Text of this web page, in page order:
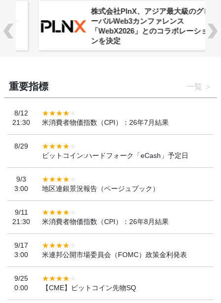
株式会社PlnX、アジア最大級のグロ
ーバルWeb3カンファレンス
「WebX2026」とのコラボレーショ
ンを決定
重要指標 一覧
8/12
21:30
米消費者物価指数（CPI）：26年7月結果
8/29
ビットコイン:ハードフォーク「eCash」予定日
9/3
3:00
地区連銀景況報告（ベージュブック）
9/11
21:30
米消費者物価指数（CPI）：26年8月結果
9/17
3:00
米連邦公開市場委員会（FOMC）政策金利発表
9/25
0:00
【CME】ビットコイン先物SQ